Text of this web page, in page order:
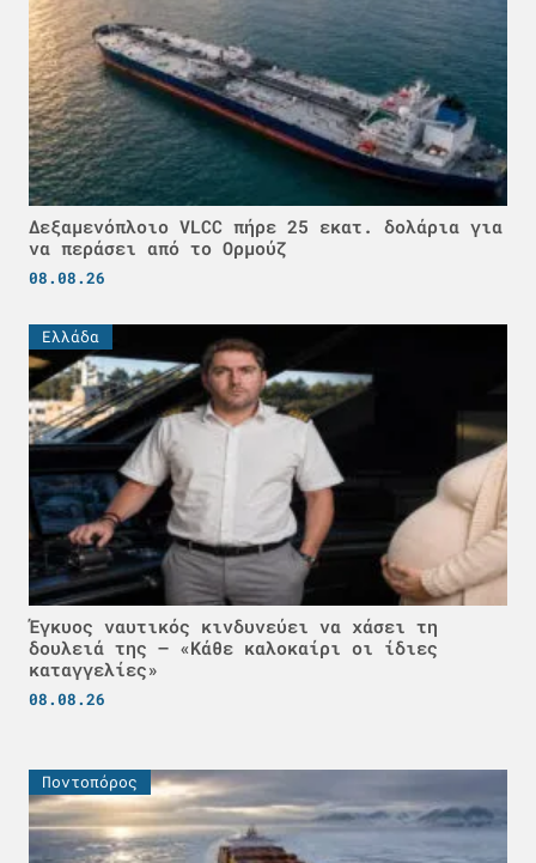
Δεξαμενόπλοιο VLCC πήρε 25 εκατ. δολάρια για
να περάσει από το Ορμούζ
08.08.26
Ελλάδα
Έγκυος ναυτικός κινδυνεύει να χάσει τη
δουλειά της – «Κάθε καλοκαίρι οι ίδιες
καταγγελίες»
08.08.26
Ποντοπόρος